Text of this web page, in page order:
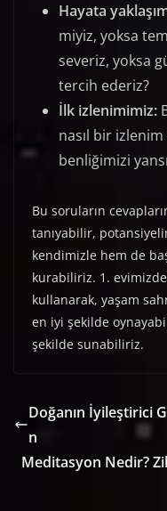
Hayata
miyiz, yoksa
severiz, yoksa
tercih ederiz?
İlk izlenimimiz:
nasıl bir
benliğimizi
Bu soruların
tanıyabilir,
kendimizle hem de
kurabiliriz. 1.
kullanarak, yaşam
en iyi şekilde
şekilde sunabiliriz.
Doğanın İyileştirici
n
Meditasyon Nedir?